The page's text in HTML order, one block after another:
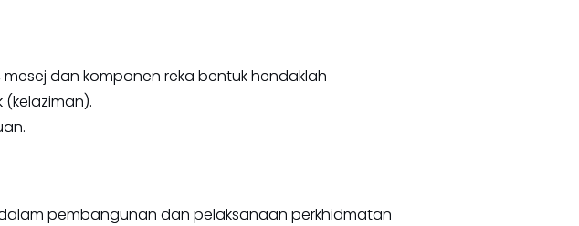
dan komponen reka bentuk hendaklah
pembangunan dan pelaksanaan perkhidmatan